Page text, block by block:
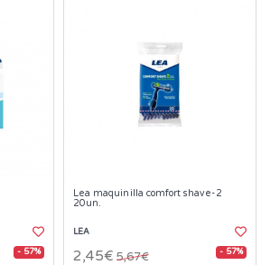
- 57%
Lea maquinilla comfort shave-2
20un.
LEA
2,45€ 5,67€ - 57%